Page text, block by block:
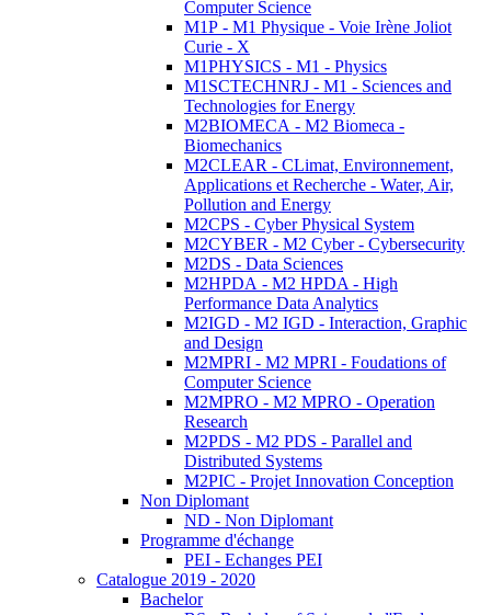
Computer Science
M1P - M1 Physique - Voie Irène Joliot
Curie - X
M1PHYSICS - M1 - Physics
M1SCTECHNRJ - M1 - Sciences and
Technologies for Energy
M2BIOMECA - M2 Biomeca -
Biomechanics
M2CLEAR - CLimat, Environnement,
Applications et Recherche - Water, Air,
Pollution and Energy
M2CPS - Cyber Physical System
M2CYBER - M2 Cyber - Cybersecurity
M2DS - Data Sciences
M2HPDA - M2 HPDA - High
Performance Data Analytics
M2IGD - M2 IGD - Interaction, Graphic
and Design
M2MPRI - M2 MPRI - Foudations of
Computer Science
M2MPRO - M2 MPRO - Operation
Research
M2PDS - M2 PDS - Parallel and
Distributed Systems
M2PIC - Projet Innovation Conception
Non Diplomant
ND - Non Diplomant
Programme d'échange
PEI - Echanges PEI
Catalogue 2019 - 2020
Bachelor